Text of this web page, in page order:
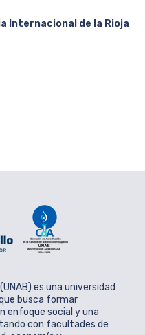
Internacional de la Rioja
es una universidad
busca formar
enfoque social y una
con facultades de